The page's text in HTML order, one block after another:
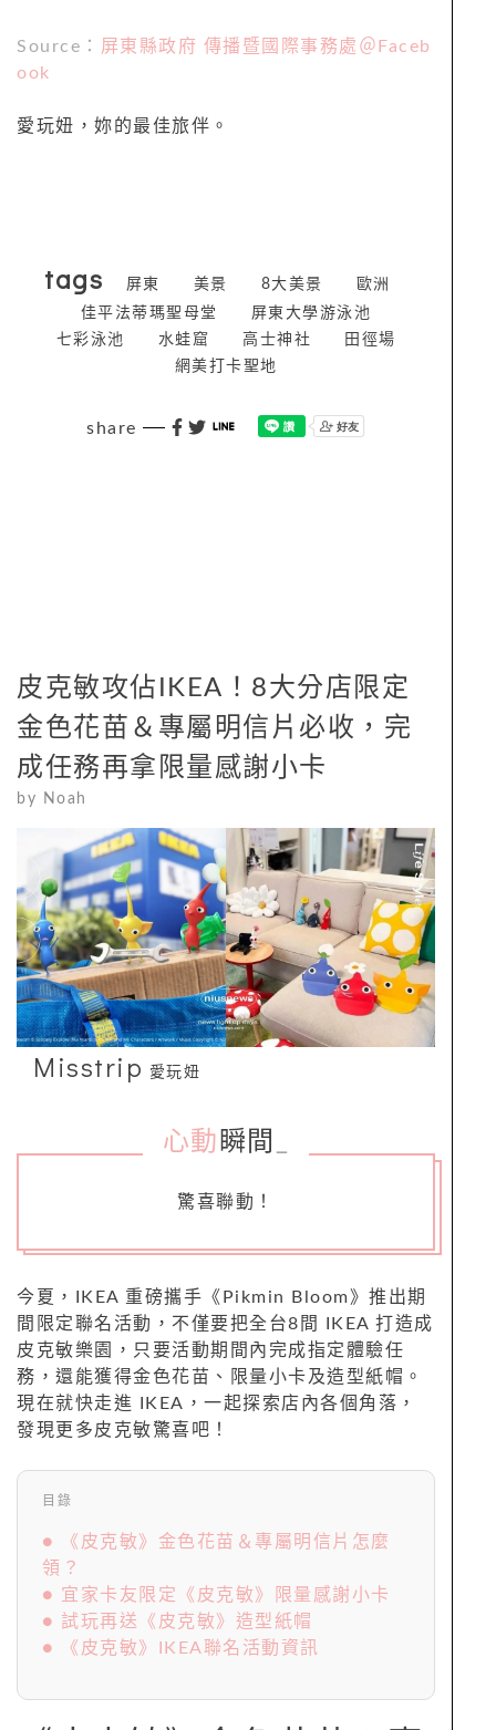
Source： 屏東縣政府 傳播暨國際事務處＠Faceb
ook
愛玩妞，妳的最佳旅伴。
tags 屏東 美景 8大美景
歐洲
佳平法蒂瑪聖母堂
屏東大學游泳池
七彩泳池
水蛙窟 高士神社
田徑場
網美打卡聖地
share
皮克敏攻佔IKEA！8大分店限定
金色花苗＆專屬明信片必收，完
成任務再拿限量感謝小卡
by Noah
Misstrip 愛玩妞
心動 瞬間
驚喜聯動！
今夏，IKEA 重磅攜手《Pikmin Bloom》推出期
間限定聯名活動，不僅要把全台8間 IKEA 打造成
皮克敏樂園，只要活動期間內完成指定體驗任
務，還能獲得金色花苗、限量小卡及造型紙帽。
現在就快走進 IKEA，一起探索店內各個角落，
發現更多皮克敏驚喜吧！
目錄
● 《皮克敏》金色花苗＆專屬明信片怎麼
領？
● 宜家卡友限定《皮克敏》限量感謝小卡
● 試玩再送《皮克敏》造型紙帽
● 《皮克敏》IKEA聯名活動資訊